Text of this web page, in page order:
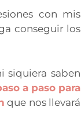
con mis
conseguir los
siquiera saben
a paso para
que nos llevará